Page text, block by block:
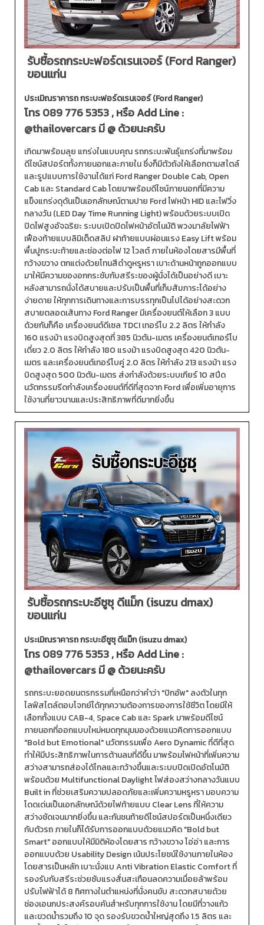
รับซื้อรถกระบะฟอร์ดเรนเจอร์ (Ford Ranger)
ขอนแก่น
ประเมิณราคารถ กระบะฟอร์ดเรนเจอร์ (Ford Ranger)
โทร089 776 5353, หรือ Add Line :
@thailovercarsมี @ ด้วยนะครับ
เกิดมาพร้อมลุย แกร่งในแบบคุณ รถกระบะพันธุ์แกร่งที่มาพร้อม
ดีไซน์สปอร์ตทั้งภายนอกและภายใน ซึ่งก็มีตัวถังให้เลือกตามสไตล์
และรูปแบบการใช้งานได้แก่ Ford Ranger Double Cab, Open
Cab และ Standard Cab โดยมาพร้อมดีไซน์ภายนอกที่มีความ
แข็งแกร่งดุดันเป็นเอกลักษณ์ตามปาย Ford ไฟหน้า HID และไฟวิ่ง
กลางวัน (LED Day Time Running Light) พร้อมด้วยระบบเปิด
ปิดไฟสูงอัจฉริยะ ระบบเปิดปิดไฟหน้าอัตโนมัติ พวงมาลัยไฟฟ้า
เฟืองท้ายแบบลิมิเต็ดสลิป ฝาท้ายแบบผ่อนแรง Easy Lift พร้อม
พื้นปูกระบะท้ายและช่องต่อไฟ 12 โวลต์ ภายในห้องโดยสารมีพื้นที่
กว้างขวาง ตกแต่งด้วยโทนสีดำดูหรูหรา เบาะด้านหน้าถูกออกแบบ
มาให้มีความของอกกระชับกับสรีระของผู้นั่งได้เป็นอย่างดี เบาะ
หลังสามารถนั่งได้สบายและปรับเป็นพื้นที่เก็บสัมภาระได้อย่าง
ง่ายดาย ให้ทุกการเดินทางและการบรรทุกเป็นไปได้อย่างสะดวก
สบายตลอดเส้นทาง Ford Ranger มีเครื่องยนต์ให้เลือก 3 แบบ
ด้วยกันก็คือ เครื่องยนต์ดีเซล TDCI เทอร์โบ 2.2 ลิตร ให้กำลัง
160 แรงม้า แรงบิดสูงสุดที่ 385 นิวตัน-เมตร เครื่องยนต์เทอร์โบ
เดี่ยว 2.0 ลิตร ให้กำลัง 180 แรงม้า แรงบิดสูงสุด 420 นิวตัน-
เมตร และเครื่องยนต์เทอร์โบคู่ 2.0 ลิตร ให้กำลัง 213 แรงม้า แรง
บิดสูงสุด 500 นิวตัน-เมตร ส่งกำลังด้วยระบบเกียร์ 10 สปีด
นวัตกรรมรีดกำลังเครื่องยนต์ที่ดีที่สุดจาก Ford เพื่อเพิ่มอายุการ
ใช้งานที่ยาวนานและประสิทธิภาพที่ดีมากยิ่งขึ้น
รับซื้อรถกระบะอีซูซุ ดีแม็ก (isuzu dmax)
ขอนแก่น
ประเมิณราคารถ กระบะอีซูซุ ดีแม็ก (isuzu dmax)
โทร089 776 5353, หรือ Add Line :
@thailovercarsมี @ ด้วยนะครับ
รถกระบะยอดยนตรกรรมที่เหนือกว่าคำว่า "ปิกอัพ" ลงตัวในทุก
ไลฟ์สไตล์ตอบโจทย์ได้ทุกความต้องการของการใช้ชีวิต โดยมีให้
เลือกทั้งแบบ CAB-4, Space Cab และ Spark มาพร้อมดีไซน์
ภายนอกที่ออกแบบใหม่หมดทุกมุมมองด้วยแนวคิดการออกแบบ
"Bold but Emotional" นวัตกรรมเพื่อ Aero Dynamic ที่ดีที่สุด
ทำให้มีประสิทธิภาพในการต้านลมที่ดีขึ้น มาพร้อมไฟหน้าที่เพิ่มความ
สว่างสามารถส่องได้ไกลและกว้างขึ้นและระบบปิดเปิดอัตโนมัติ
พร้อมด้วย Multifunctional Daylight ไฟส่องสว่างกลางวันแบบ
Built in ที่ช่วยเสริมความปลอดภัยและเพิ่มความหรูหรา มอบความ
โดดเด่นเป็นเอกลักษณ์ด้วยไฟท้ายแบบ Clear Lens ที่ให้ความ
สว่างชัดเจนมากยิ่งขึ้น และกันชนท้ายดีไซน์สปอร์ตเป็นหนึ่งเดียว
กับตัวรถ ภายในก็ได้รับการออกแบบด้วยแนวคิด "Bold but
Smart" ออกแบบให้มีมิติห้องโดยสาร กว้างขวาง โอ่อ่า และการ
ออกแบบด้วย Usability Design เน้นประโยชน์ใช้งานภายในห้อง
โดยสารเป็นหลัก เบาะนั่งแบ Anti Vibration Elastic Comfort ที่
รองรับกับสรีระช่วยซับแรงสั่นสะเทือนลดความเมื่อยล้าพร้อม
ปรับไฟฟ้าได้ 8 ทิศทางในตำแหน่งที่นั่งคนขับ สะดวกสบายด้วย
ช่องเอนกประสงค์รอบคันสำหรับทุกการใช้งาน โดยมีที่วางแก้ว
และขวดน้ำรวมถึง 10 จุด รองรับขวดน้ำใหญ่สุดถึง 1.5 ลิตร และ